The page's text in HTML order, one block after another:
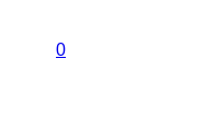
0